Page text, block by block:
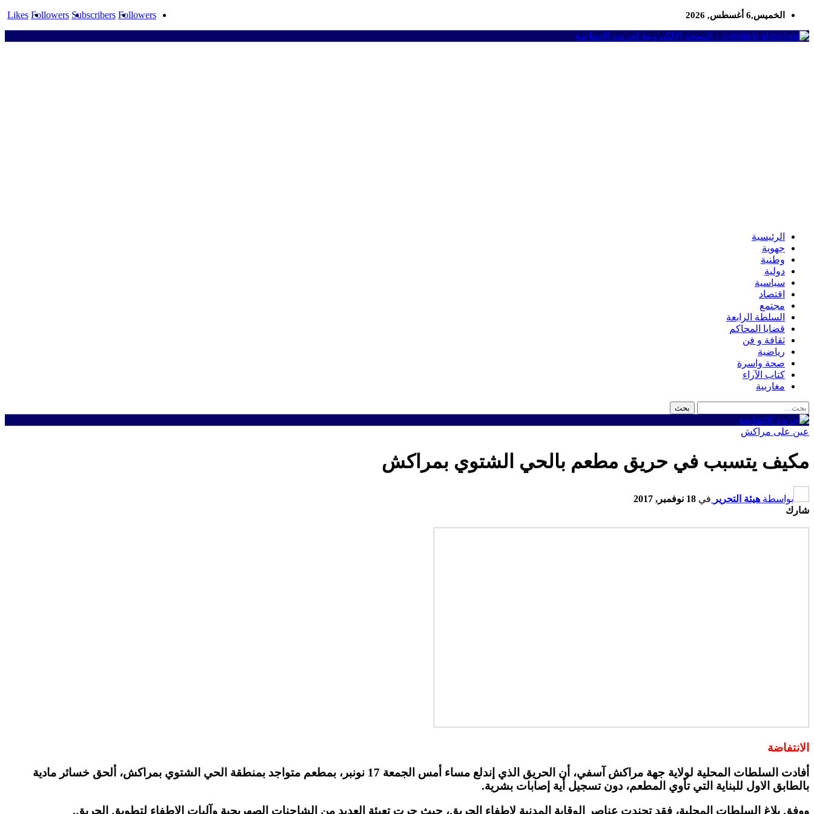
Likes Followers Subscribers Followers الخميس,6 أغسطس, 2026
al-intifada - النسخة الإلكترونية لجريدة الانتفاضة
الرئيسية
جهوية
وطنية
دولية
سياسية
اقتصاد
مجتمع
السلطة الرابعة
قضايا المحاكم
ثقافة و فن
رياضية
صحة واسرة
كتاب الآراء
مغاربية
عين على مراكش
مكيف يتسبب في حريق مطعم بالحي الشتوي بمراكش
بواسطة هيئة التحرير في 18 نوفمبر, 2017
شارك
الانتفاضة
أفادت السلطات المحلية لولاية جهة مراكش آسفي، أن الحريق الذي إندلع مساء أمس الجمعة 17 نونبر، بمطعم متواجد بمنطقة الحي الشتوي بمراكش، ألحق خسائر مادية
بالطابق الاول للبناية التي تأوي المطعم، دون تسجيل أية إصابات بشرية.
ووفق بلاغ السلطات المحلية، فقد تجندت عناصر الوقاية المدنية لاطفاء الحريق، حيث جرت تعبئة العديد من الشاحنات الصهريجية وآليات الاطفاء لتطويق الحريق.